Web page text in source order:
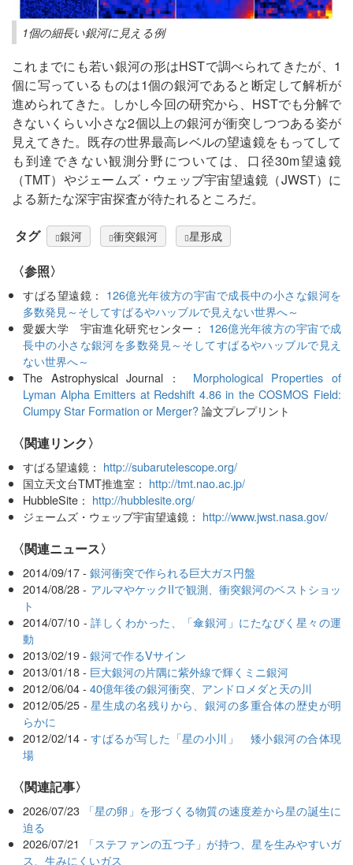
1個の細長い銀河に見える例
これまでにも若い銀河の形はHSTで調べられてきたが、1
個に写っているものは1個の銀河であると断定して解析が
進められてきた。しかし今回の研究から、HSTでも分解で
きないくらい小さな2個以上の銀河が衝突しつつある姿が
見えてきた。既存の世界最高レベルの望遠鏡をもってして
も到達できない観測分野については、口径30m望遠鏡
（TMT）やジェームズ・ウェッブ宇宙望遠鏡（JWST）に
よる新たな深宇宙探査が待たれるところだ。
タグ 銀河 衝突銀河 星形成
〈参照〉
すばる望遠鏡： 126億光年彼方の宇宙で成長中の小さな銀河を
多数発見～そしてすばるやハッブルで見えない世界へ～
愛媛大学 宇宙進化研究センター： 126億光年彼方の宇宙で成
長中の小さな銀河を多数発見～そしてすばるやハッブルで見え
ない世界へ～
The Astrophysical Journal： Morphological Properties of
Lyman Alpha Emitters at Redshift 4.86 in the COSMOS Field:
Clumpy Star Formation or Merger?論文プレプリント
〈関連リンク〉
すばる望遠鏡： http://subarutelescope.org/
国立天文台TMT推進室： http://tmt.nao.ac.jp/
HubbleSite： http://hubblesite.org/
ジェームズ・ウェッブ宇宙望遠鏡： http://www.jwst.nasa.gov/
〈関連ニュース〉
2014/09/17 -銀河衝突で作られる巨大ガス円盤
2014/08/28 - アルマやケックIIで観測、衝突銀河のベストショッ
ト
2014/07/10 -詳しくわかった、「傘銀河」にたなびく星々の運
動
2013/02/19 -銀河で作るVサイン
2013/01/18 - 巨大銀河の片隅に紫外線で輝くミニ銀河
2012/06/04 -40億年後の銀河衝突、アンドロメダと天の川
2012/05/25 -星生成の名残りから、銀河の多重合体の歴史が明
らかに
2012/02/14 -すばるが写した「星の小川」 矮小銀河の合体現
場
関連記事
2026/07/23
「星の卵」を形づくる物質の速度差から星の誕生に
迫る
2026/07/21
「ステファンの五つ子」が持つ、星を生みやすいガ
ス、生みにくいガス